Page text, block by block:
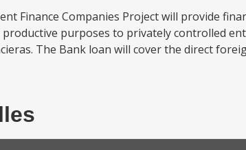
Finance Companies Project will provide
purposes to privately controlled
The Bank loan will cover the direct